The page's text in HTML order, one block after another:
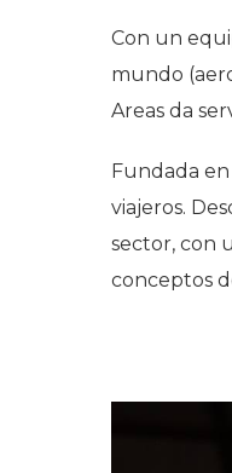
Con un
mundo
Areas da
Fundada en
viajeros.
sector, con
conceptos